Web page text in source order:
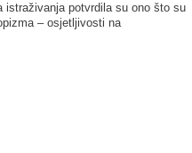
istraživanja potvrdila su ono što su
– osjetljivosti na